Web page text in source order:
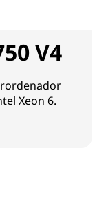
V4
Xeon 6.